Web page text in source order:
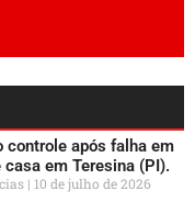
controle após falha em
em Teresina (PI).
10 de julho de 2026